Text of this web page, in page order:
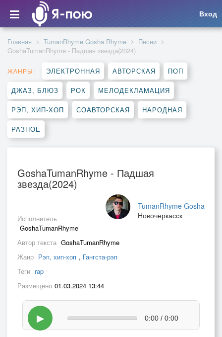
Вход
Главная TumanRhyme Gosha Rhyme
Песни
GoshaTumanRhyme - Падшая звезда(2024)
ЖАНРЫ: ЭЛЕКТРОННАЯ АВТОРСКАЯ ПОП
ДЖАЗ, БЛЮЗ РОК МЕЛОДЕКЛАМАЦИЯ
РЭП, ХИП-ХОП СОАВТОРСКАЯ НАРОДНАЯ
РАЗНОЕ
GoshaTumanRhyme - Падшая
звезда(2024)
TumanRhyme Gosha
Новочеркасск
Исполнитель
GoshaTumanRhyme
Автор текста GoshaTumanRhyme
Жанр Рэп, хип-хоп , Гангста-рэп
Теги rap
Размещено 01.03.2024 13:44
▶ 0:00 / 0:00